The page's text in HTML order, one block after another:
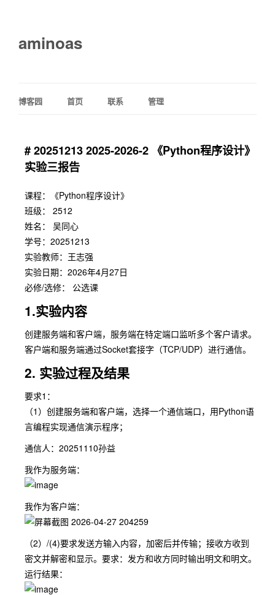
aminoas
博客园 首页 联系 管理
# 20251213 2025-2026-2 《Python程序设计》
实验三报告
课程：《Python程序设计》
班级： 2512
姓名： 吴同心
学号：20251213
实验教师：王志强
实验日期：2026年4月27日
必修/选修： 公选课
1.实验内容
创建服务端和客户端，服务端在特定端口监听多个客户请求。
客户端和服务端通过Socket套接字（TCP/UDP）进行通信。
2. 实验过程及结果
要求1：
（1）创建服务端和客户端，选择一个通信端口，用Python语
言编程实现通信演示程序；
通信人：20251110孙益
我作为服务端：
我作为客户端：
（2）/(4)要求发送方输入内容，加密后并传输；接收方收到
密文并解密和显示。要求：发方和收方同时输出明文和明文。
运行结果：